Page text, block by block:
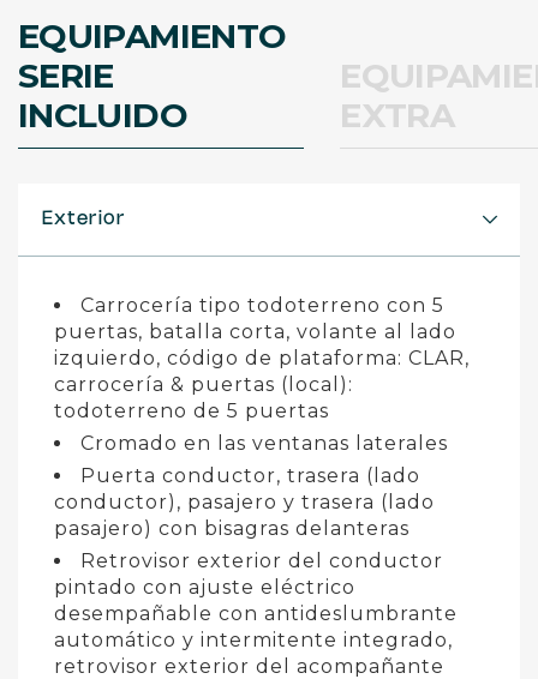
EQUIPAMIENTO
SERIE
INCLUIDO
EXTRA
Exterior
Carrocería tipo todoterreno con 5
puertas, batalla corta, volante al lado
izquierdo, código de plataforma: CLAR,
carrocería & puertas (local):
todoterreno de 5 puertas
Cromado en las ventanas laterales
Puerta conductor, trasera (lado
conductor), pasajero y trasera (lado
pasajero) con bisagras delanteras
Retrovisor exterior del conductor
pintado con ajuste eléctrico
desempañable con antideslumbrante
automático y intermitente integrado,
retrovisor exterior del acompañante